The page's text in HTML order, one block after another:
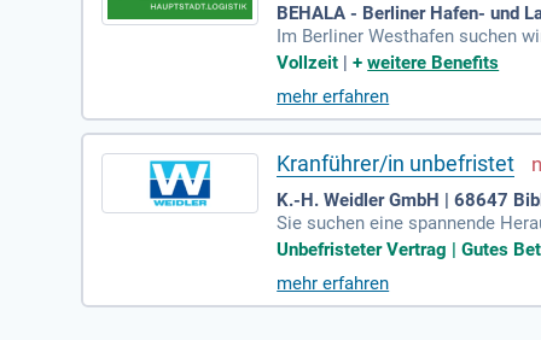
BEHALA - Berliner Hafen- und
Im Berliner Westhafen suchen
fassen das Handling von
m umschlagaffinen Bereich ist
st, auch an Wochenenden und
Vollzeit |+weitere Benefits
mehr erfahren
Kranführer/in unbefristet
K.-H. Weidler GmbH | 68647
Sie suchen eine spannende
30 Tage Urlaub und ein
h. Zudem profitieren Sie von
eine einfache Anreise aus
Unbefristeter Vertrag | Gutes
mehr erfahren